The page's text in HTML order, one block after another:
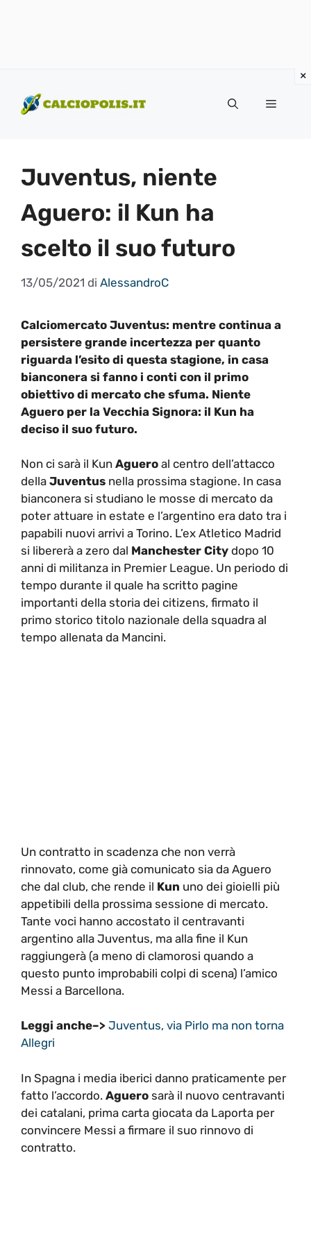
contenuto
Menu
Juventus, niente
Aguero: il Kun ha
scelto il suo futuro
13/05/2021 di AlessandroC
Calciomercato Juventus: mentre continua a
persistere grande incertezza per quanto
riguarda l’esito di questa stagione, in casa
bianconera si fanno i conti con il primo
obiettivo di mercato che sfuma. Niente
Aguero per la Vecchia Signora: il Kun ha
deciso il suo futuro.
Non ci sarà il Kun Aguero al centro dell’attacco
della Juventus nella prossima stagione. In casa
bianconera si studiano le mosse di mercato da
poter attuare in estate e l’argentino era dato tra i
papabili nuovi arrivi a Torino. L’ex Atletico Madrid
si libererà a zero dal Manchester City dopo 10
anni di militanza in Premier League. Un periodo di
tempo durante il quale ha scritto pagine
importanti della storia dei citizens, firmato il
primo storico titolo nazionale della squadra al
tempo allenata da Mancini.
Un contratto in scadenza che non verrà
rinnovato, come già comunicato sia da Aguero
che dal club, che rende il Kun uno dei gioielli più
appetibili della prossima sessione di mercato.
Tante voci hanno accostato il centravanti
argentino alla Juventus, ma alla fine il Kun
raggiungerà (a meno di clamorosi quando a
questo punto improbabili colpi di scena) l’amico
Messi a Barcellona.
Leggi anche–> Juventus, via Pirlo ma non torna
Allegri
In Spagna i media iberici danno praticamente per
fatto l’accordo. Aguero sarà il nuovo centravanti
dei catalani, prima carta giocata da Laporta per
convincere Messi a firmare il suo rinnovo di
contratto.